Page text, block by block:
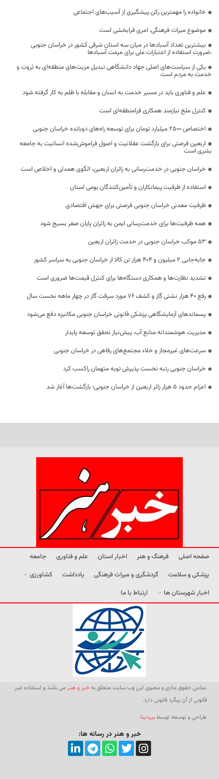
خانواده را مهمترین رکن پیشگیری از آسیب‌های اجتماعی
موضوع میراث فرهنگی، امری فرابخشی است
بیشترین تعداد آسبادها در میان سه استان شرقی کشور در خراسان جنوبی
،ضرورت استفاده از اعتبارات ملی برای مرمت آسبادها
یکی از سیاست‌های اصلی جهاد دانشگاهی تبدیل مزیت‌های منطقه‌ای به ثروت و
خدمت به مردم است
علم و فناوری باید در مسیر خدمت به انسان و مقابله با ظلم به کار گرفته شود
کنترل ملخ نیازمند همکاری فرامنطقه‌ای است
اختصاص 2500 میلیارد تومان برای توسعه راه‌های دوبانده خراسان جنوبی
اربعین فرصتی برای بازگشت عقلانیت و اصول فراموش‌شده انسانیت به جامعه
بشری است
خراسان جنوبی در خدمت‌رسانی به زائران اربعین، الگوی همدلی و اخلاص است
استفاده از ظرفیت پیمانکاران و تأمین‌کنندگان بومی استان
ظرفیت معدنی خراسان جنوبی فرصتی برای جهش اقتصادی
همه ظرفیت‌ها برای خدمت‌رسانی ایمن به زائران پایان صفر بسیج شود
53 موکب خراسان جنوبی در خدمت زائران اربعین
جابه‌جایی 2 میلیون و 404 هزار تن کالا از خراسان جنوبی به سراسر کشور
تشدید نظارت‌ها و همکاری دستگاه‌ها برای کنترل قیمت‌ها ضروری است
رفع 40 هزار نشتی گاز و کشف 76 مورد سرقت گاز در چهار ماهه نخست سال
پسماندهای آزمایشگاهی پزشکی قانونی خراسان جنوبی مکانیزه دفع می‌شود
مدیریت هوشمندانه منابع آب، پیش‌نیاز تحقق توسعه پایدار
سرعت‌های غیرمجاز و خلاء مجتمع‌های رفاهی در خراسان جنوبی
خراسان جنوبی رتبه نخست پذیرش توبه متهمان راکسب کرد
اعزام حدود 5 هزار زائر اربعین از خراسان جنوبی؛ بازگشت‌ها آغاز شد
صفحه اصلی فرهنگ و هنر اخبار استان علم و فناوری
جامعه
پزشکی و سلامت
گردشگری و میراث فرهنگی یادداشت
کشاورزی
اخبار شهرستان ها
ارتباط با ما
تمامی حقوق مادی و معنوی این وب سایت متعلق بهخبر و هنر می باشد و استفاده غیر
قانونی از آن پیگرد قانونی دارد.
طراحی و توسعه توسطبیردیتا
خبر و هنر در رسانه ها: